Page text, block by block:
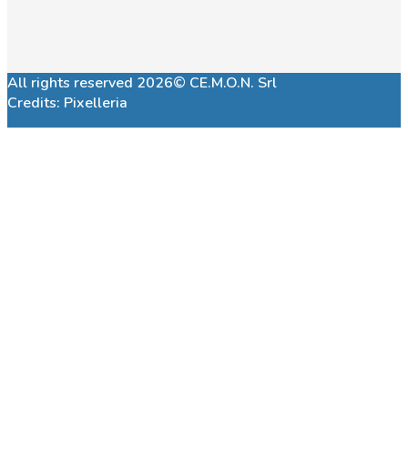
All rights reserved 2026© CE.M.O.N. Srl
Credits: Pixelleria